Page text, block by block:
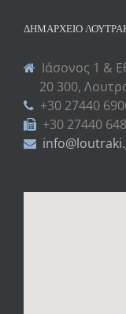
ΔΗΜΑΡΧΕΊΟ
Ιάσονος 1 &
20 300,
+30 27440
+30 27440